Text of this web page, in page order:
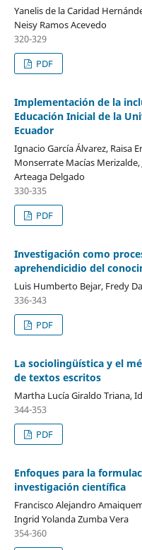
Yanelis de la Caridad
Neisy Ramos Acevedo
320-329
PDF
Implementación de la
Educación Inicial de la
Ecuador
Ignacio García Álvarez, Raisa
Monserrate Macías Merizalde,
Arteaga Delgado
330-335
PDF
Investigación como
aprehendicidio del
Luis Humberto Bejar, Fredy
336-343
PDF
La sociolingüística y el
de textos escritos
Martha Lucía Giraldo Triana,
344-353
PDF
Enfoques para la
investigación científica
Francisco Alejandro
Ingrid Yolanda Zumba Vera
354-360